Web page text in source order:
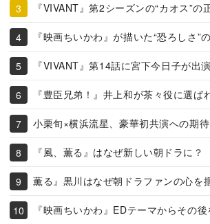
『VIVANT』第2シーズンの“カオス”の
『映画ちいかわ』が描いた“恐ろしさ”
『VIVANT』第14話に宮下今日子が出演
『豊臣兄弟！』井上和が茶々役に選ば
小栗旬×横浜流星、豪華初共演への期待
『風、薫る』はなぜ新しい朝ドラに？
薫る』黒川はなぜ朝ドラファンの心を
『映画ちいかわ』EDテーマからその後